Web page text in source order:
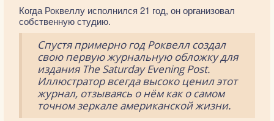
Когда Роквеллу исполнился 21 год, он организовал
собственную студию.
Спустя примерно год Роквелл создал
свою первую журнальную обложку для
издания The Saturday Evening Post.
Иллюстратор всегда высоко ценил этот
журнал, отзываясь о нём как о самом
точном зеркале американской жизни.